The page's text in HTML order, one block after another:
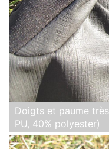
Doigts et paume
PU, 40% polyester)